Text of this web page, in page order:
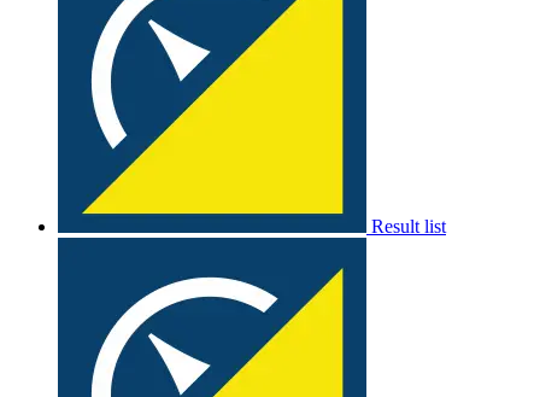
Result list